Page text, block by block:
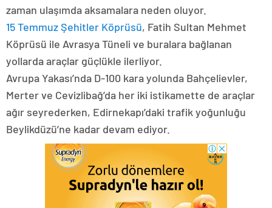
zaman ulaşımda aksamalara neden oluyor.
15 Temmuz Şehitler Köprüsü, Fatih Sultan Mehmet
Köprüsü ile Avrasya Tüneli ve buralara bağlanan
yollarda araçlar güçlükle ilerliyor.
Avrupa Yakası’nda D-100 kara yolunda Bahçelievler,
Merter ve Cevizlibağ’da her iki istikamette de araçlar
ağır seyrederken, Edirnekapı’daki trafik yoğunluğu
Beylikdüzü’ne kadar devam ediyor.